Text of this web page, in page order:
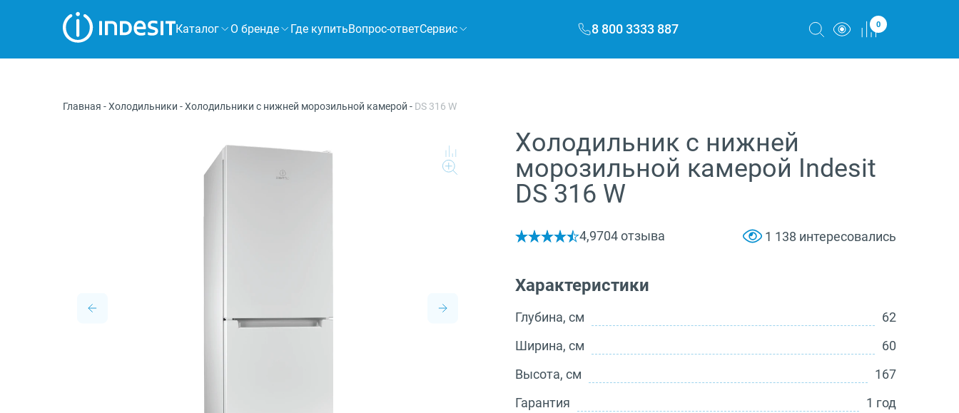
Каталог О бренде Где купитьВопрос-ответСервис 8 800 3333 887 0
Холодильники
Микроволновые печи
Главная -Холодильники -Холодильники с нижней морозильной камерой - DS 316 W
Холодильник с нижней
морозильной камерой Indesit
DS 316 W
4,9704 отзыва 1 138 интересовались
Характеристики
Глубина, см
62
Ширина, см
60
Высота, см
167
Гарантия
1 год